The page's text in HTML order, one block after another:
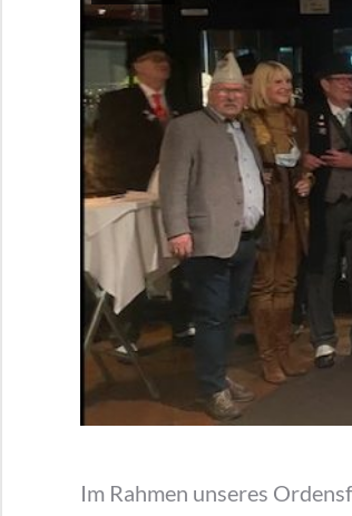
Im Rahmen unseres